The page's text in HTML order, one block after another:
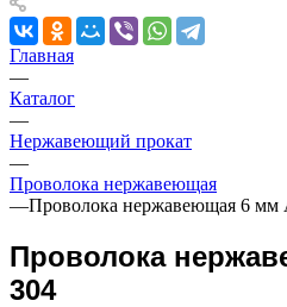
Главная
—
Каталог
—
Нержавеющий прокат
—
Проволока нержавеющая
—Проволока нержавеющая 6 мм
Проволока
304